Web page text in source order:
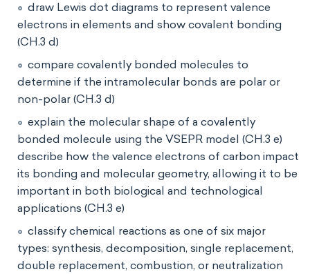
draw Lewis dot diagrams to represent valence
electrons in elements and show covalent bonding
(CH.3 d)
compare covalently bonded molecules to
determine if the intramolecular bonds are polar or
non-polar (CH.3 d)
explain the molecular shape of a covalently
bonded molecule using the VSEPR model (CH.3 e)
describe how the valence electrons of carbon impact
its bonding and molecular geometry, allowing it to be
important in both biological and technological
applications (CH.3 e)
classify chemical reactions as one of six major
types: synthesis, decomposition, single replacement,
double replacement, combustion, or neutralization